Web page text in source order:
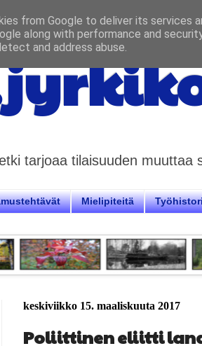
tarjoaa tilaisuuden muuttaa
Mielipiteitä
keskiviikko 15. maaliskuuta 2017
Poliittinen eliitti
from Google to deliver its services
along with performance and
and address abuse.